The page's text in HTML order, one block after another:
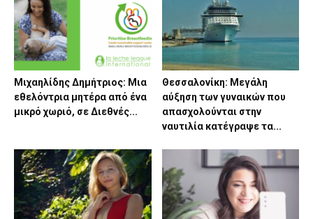
Μιχαηλίδης Δημήτριος: Μια
εθελόντρια μητέρα από ένα
μικρό χωριό, σε Διεθνές...
Θεσσαλονίκη: Μεγάλη
αύξηση των γυναικών που
απασχολούνται στην
ναυτιλία κατέγραψε τα...